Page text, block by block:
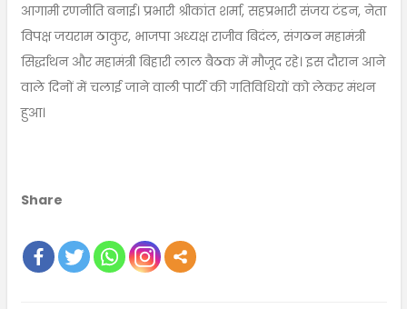
आगामी रणनीति बनाई। प्रभारी श्रीकांत शर्मा, सहप्रभारी संजय टंडन, नेता
विपक्ष जयराम ठाकुर, भाजपा अध्यक्ष राजीव बिदंल, संगठन महामंत्री
सिर्द्धाथन और महामंत्री बिहारी लाल बैठक में मौजूद रहे। इस दौरान आने
वाले दिनों में चलाई जाने वाली पार्टी की गतिविधियों को लेकर मंथन
हुआ।
Share